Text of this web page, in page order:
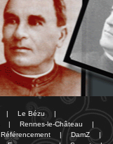
| Le Bézu
|
| Rennes-le-Château
|
Référencement | DamZ
|